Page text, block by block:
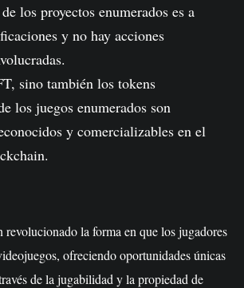
los proyectos enumerados es a
y no hay acciones
sino también los tokens
los juegos enumerados son
y comercializables en el
la forma en que los jugadores
ofreciendo oportunidades únicas
de la jugabilidad y la propiedad de